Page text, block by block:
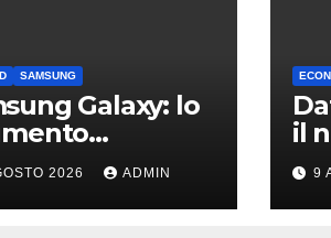
SAMSUNG
Galaxy: lo
per
spazio sullo
2026 ADMIN
il
9